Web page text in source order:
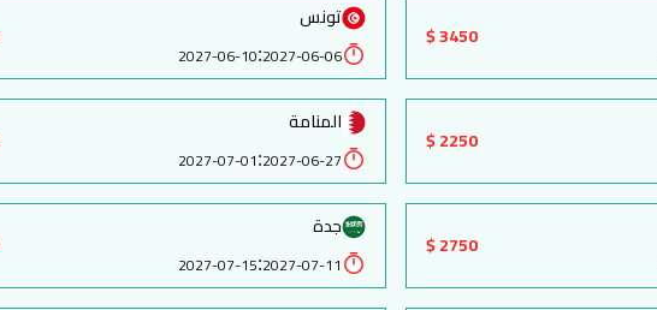
3450 $
تونس
2027-06-06
:
2027-06-10
2250 $
المنامة
2027-06-27
:
2027-07-01
2750 $
جدة
2027-07-11
:
2027-07-15